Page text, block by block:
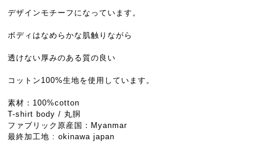
デザインモチーフになっています。
ボディはなめらかな肌触りながら
透けない厚みのある質の良い
コットン100%生地を使用しています。
素材：100%cotton
T-shirt body / 丸胴
ファブリック原産国：Myanmar
最終加工地 : okinawa japan